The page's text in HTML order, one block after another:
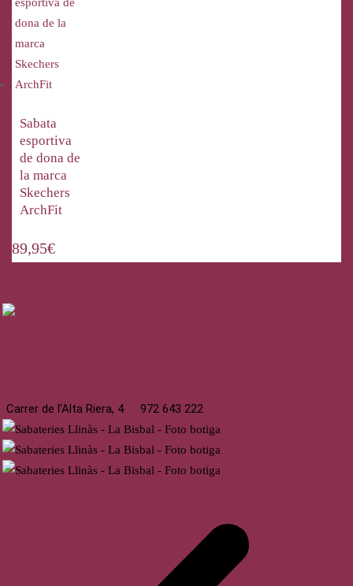
Sabata
esportiva
de dona de
la marca
Skechers
ArchFit
89,95€
Carrer de l’Alta Riera, 4 972 643 222